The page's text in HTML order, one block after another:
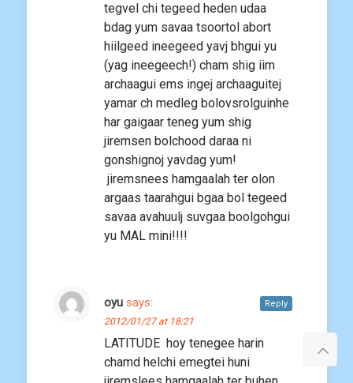
tegvel chi tegeed heden udaa
bdag yum savaa tsoortol abort
hiilgeed ineegeed yavj bhgui yu
(yag ineegeech!) cham shig iim
archaagui ems ingej archaaguitej
yamar ch medleg bolovsrolguinhe
har gaigaar teneg yum shig
jiremsen bolchood daraa ni
gonshignoj yavdag yum!
jiremsnees hamgaalah ter olon
argaas taarahgui bgaa bol tegeed
savaa avahuulj suvgaa boolgohgui
yu MAL mini!!!!
oyu says:
2012/01/27 at 18:21
LATITUDE hoy tenegee harin
chamd helchi emegtei huni
Reply